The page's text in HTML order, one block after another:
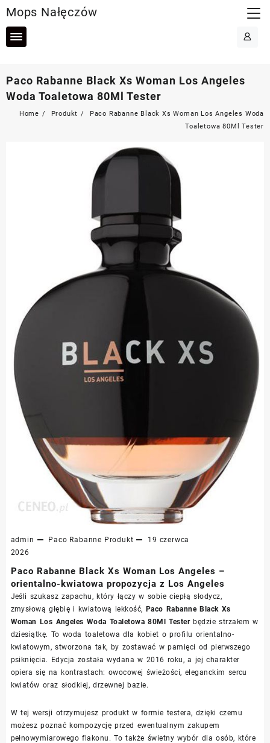
to
content
Mops Nałęczów
Paco Rabanne Black Xs Woman Los Angeles
Woda Toaletowa 80Ml Tester
Home Produkt
Paco Rabanne Black Xs Woman Los Angeles Woda
Toaletowa 80Ml Tester
admin Paco Rabanne Produkt
19 czerwca
2026
Paco Rabanne Black Xs Woman Los Angeles –
orientalno-kwiatowa propozycja z Los Angeles
Jeśli szukasz zapachu, który łączy w sobie ciepłą słodycz,
zmysłową głębię i kwiatową lekkość, Paco Rabanne Black Xs
Woman Los Angeles Woda Toaletowa 80Ml Testerbędzie strzałem w
dziesiątkę. To woda toaletowa dla kobiet o profilu orientalno-
kwiatowym, stworzona tak, by zostawać w pamięci od pierwszego
psiknięcia. Edycja została wydana w 2016 roku, a jej charakter
opiera się na kontrastach: owocowej świeżości, eleganckim sercu
kwiatów oraz słodkiej, drzewnej bazie.
W tej wersji otrzymujesz produkt w formie testera, dzięki czemu
możesz poznać kompozycję przed ewentualnym zakupem
pełnowymiarowego flakonu. To także świetny wybór dla osób, które